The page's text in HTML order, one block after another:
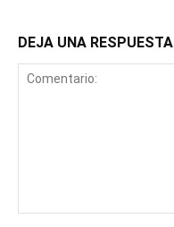
DEJA UNA RESPUESTA